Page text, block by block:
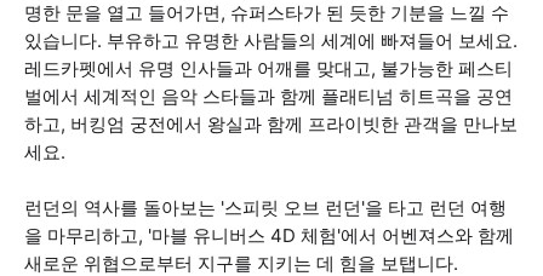
명한 문을 열고 들어가면, 슈퍼스타가 된 듯한 기분을 느낄 수
있습니다. 부유하고 유명한 사람들의 세계에 빠져들어 보세요.
레드카펫에서 유명 인사들과 어깨를 맞대고, 불가능한 페스티
벌에서 세계적인 음악 스타들과 함께 플래티넘 히트곡을 공연
하고, 버킹엄 궁전에서 왕실과 함께 프라이빗한 관객을 만나보
세요.
런던의 역사를 돌아보는 '스피릿 오브 런던'을 타고 런던 여행
을 마무리하고, '마블 유니버스 4D 체험'에서 어벤져스와 함께
새로운 위협으로부터 지구를 지키는 데 힘을 보탭니다.